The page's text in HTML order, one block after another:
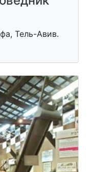
Тель-Авив.